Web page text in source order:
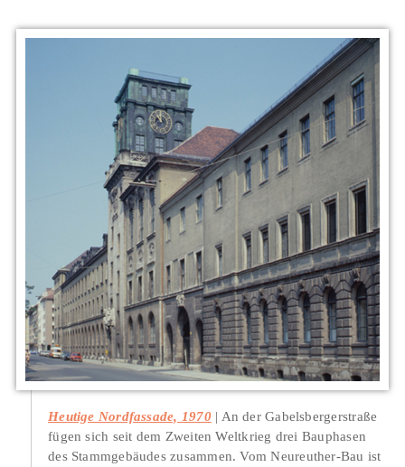
Heutige Nordfassade, 1970
An der Gabelsbergerstraße
fügen sich seit dem Zweiten Weltkrieg drei Bauphasen
des Stammgebäudes zusammen. Vom Neureuther-Bau ist